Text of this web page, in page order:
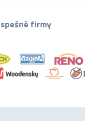
firmy